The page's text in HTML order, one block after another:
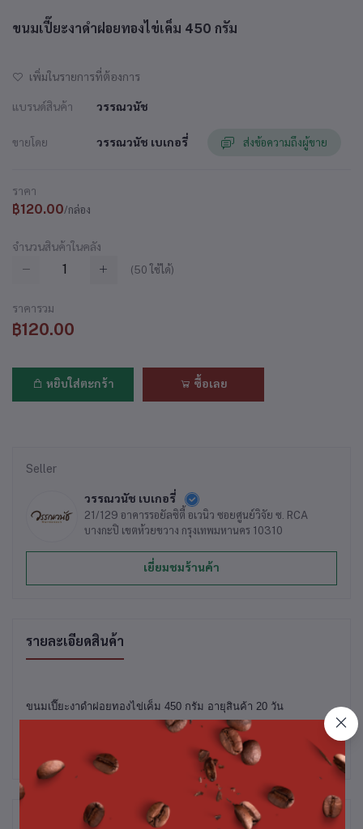
ขนมเปี๊ยะงาดำฝอยทองไข่เค็ม 450 กรัม
เพิ่มในรายการที่ต้องการ
แบรนด์สินค้า วรรณวนัช
ขายโดย วรรณวนัช เบเกอรี่ ส่งข้อความถึงผู้ขาย
ราคา
฿120.00/กล่อง
จำนวนสินค้าในคลัง
(50 ใช้ได้)
ราคารวม
฿120.00
หยิบใส่ตะกร้า ซื้อเลย
Seller
วรรณวนัช เบเกอรี่
21/129 อาคารรอยัลซิตี้ อเวนิว ซอยศูนย์วิจัย ซ. RCA
บางกะปิ เขตห้วยขวาง กรุงเทพมหานคร 10310
เยี่ยมชมร้านค้า
รายละเอียดสินค้า
ขนมเปี๊ยะงาดำฝอยทองไข่เค็ม 450 กรัม อายุสินค้า 20 วัน
สินค้าที่ซื้อบ่อย